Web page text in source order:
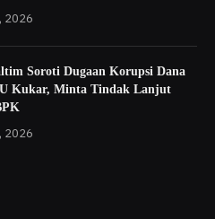
2026
Soroti Dugaan Korupsi Dana
Kukar, Minta Tindak Lanjut
2026